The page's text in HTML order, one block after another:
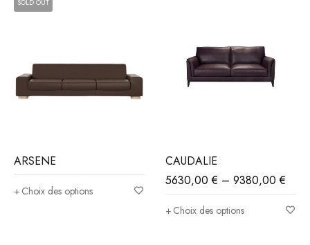
SOLD OUT
ARSENE
Choix des options
CAUDALIE
5630,00€ – 9380,00€
Choix des options